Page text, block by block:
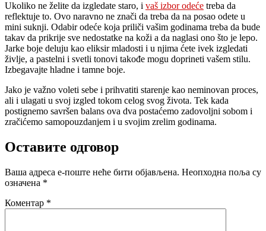
Ukoliko ne želite da izgledate staro, i vaš izbor odeće treba da
reflektuje to. Ovo naravno ne znači da treba da na posao odete u
mini suknji. Odabir odeće koja priliči vašim godinama treba da bude
takav da prikrije sve nedostatke na koži a da naglasi ono što je lepo.
Jarke boje deluju kao eliksir mladosti i u njima ćete ivek izgledati
življe, a pastelni i svetli tonovi takođe mogu doprineti vašem stilu.
Izbegavajte hladne i tamne boje.
Jako je važno voleti sebe i prihvatiti starenje kao neminovan proces,
ali i ulagati u svoj izgled tokom celog svog života. Tek kada
postignemo savršen balans ova dva postaćemo zadovoljni sobom i
zračićemo samopouzdanjem i u svojim zrelim godinama.
Оставите одговор
Ваша адреса е-поште неће бити објављена. Неопходна поља су
означена *
Коментар *